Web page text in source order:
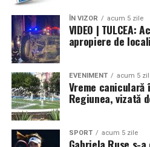
Concluzie
Profilele PVC înfoliate combină
protecția materialului cu
Deși stratul decorativ poate
suplimentar de complexitate,
permit reutilizarea PVC-ului în
pierderi semnificative de
profile aduce beneficii majore
reducând consumul de materii
ÎN VIZOR acum 5 zile
VIDEO |
apropiere de
EVENIMENT acum 5
Vreme
Regiunea, vizată
SPORT acum 5 zile